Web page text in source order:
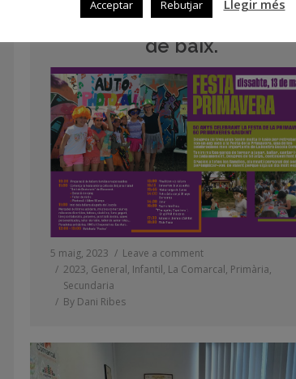
PDF fent clic en la imatge
de baix.
5 maig, 2023
Leave a comment
2023, General, Infantil, La Comarcal, Primària,
Secundaria
By Dani Ribes
Acceptar Rebutjar Llegir més